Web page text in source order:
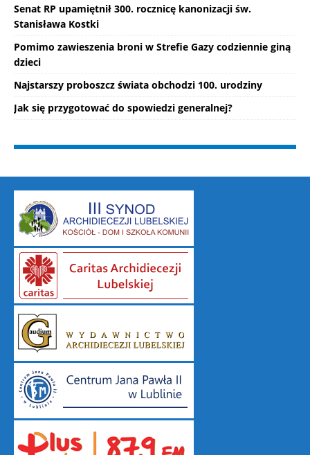
Senat RP upamiętnił 300. rocznicę kanonizacji św.
Stanisława Kostki
Pomimo zawieszenia broni w Strefie Gazy codziennie giną
dzieci
Najstarszy proboszcz świata obchodzi 100. urodziny
Jak się przygotować do spowiedzi generalnej?